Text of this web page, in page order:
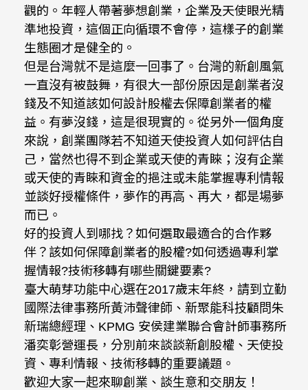
觀的。年輕人帶著夢想創業，企業及天使眼光精
準地投資，這個正向循環不會停，這樣子的創業
生態圈才是健全的。
但是台灣就不是這麼一回事了。台灣的新創風氣
一直沒有被鼓舞，有很大一部份原因是創業者沒
錢及不知道該如何設計股權去保障創業者的權
益。有夢沒錢，這是很現實的。從另外一個角度
來說，創業團隊若不知道天使投資人如何評估自
己，當然也得不到企業或天使的青睞；沒有企業
或天使的青睞和資金的挹注或未能掌握專利情報
並談好授權條件，夢作的再高、再大，都是場夢
而已。
好的投資人到哪找？如何選取最適合的合作夥
伴？該如何保障創業者的股權?如何透過專利掌
握情報?技術移轉有哪些關鍵要素?
臺大萌芽功能中心選在2017歲末年終，請到立勤
國際法律事務所黃沛聲律師、新聚能科技顧問朱
新瑞總經理、KPMG 安侯建業聯合會計師事務所
潘奕彰營運長，分別前來談談新創股權、天使投
資、專利情報、技術移轉的重要議題。
歡迎大家一起來聊創業、談生意和交朋友！